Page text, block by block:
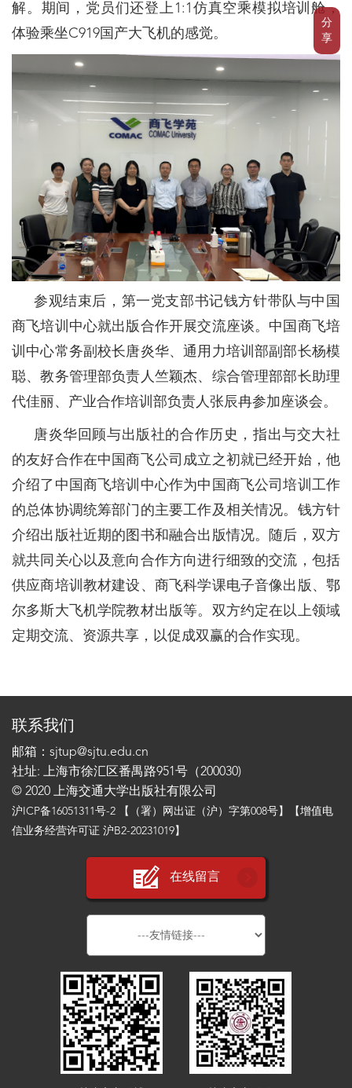
分
享
解。期间，党员们还登上1:1仿真空乘模拟培训舱，
体验乘坐C919国产大飞机的感觉。
参观结束后，第一党支部书记钱方针带队与中国
商飞培训中心就出版合作开展交流座谈。中国商飞培
训中心常务副校长唐炎华、通用力培训部副部长杨模
聪、教务管理部负责人竺颖杰、综合管理部部长助理
代佳丽、产业合作培训部负责人张辰冉参加座谈会。
唐炎华回顾与出版社的合作历史，指出与交大社
的友好合作在中国商飞公司成立之初就已经开始，他
介绍了中国商飞培训中心作为中国商飞公司培训工作
的总体协调统筹部门的主要工作及相关情况。钱方针
介绍出版社近期的图书和融合出版情况。随后，双方
就共同关心以及意向合作方向进行细致的交流，包括
供应商培训教材建设、商飞科学课电子音像出版、鄂
尔多斯大飞机学院教材出版等。双方约定在以上领域
定期交流、资源共享，以促成双赢的合作实现。
联系我们
邮箱：sjtup@sjtu.edu.cn
社址: 上海市徐汇区番禺路951号（200030)
© 2020 上海交通大学出版社有限公司
沪ICP备16051311号-2 【（署）网出证（沪）字第008号】【增值电
信业务经营许可证 沪B2-20231019】
在线留言